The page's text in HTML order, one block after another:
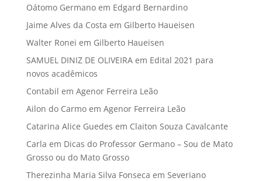
Oátomo Germanoem Edgard Bernardino
Jaime Alves da Costa em Gilberto Haueisen
Walter Ronei em Gilberto Haueisen
SAMUEL DINIZ DE OLIVEIRAem Edital 2021 para
novos acadêmicos
Contabil em Agenor Ferreira Leão
Ailon do Carmoem Agenor Ferreira Leão
Catarina Alice Guedes em Claiton Souza Cavalcante
Carla em Dicas do Professor Germano – Sou de Mato
Grosso ou do Mato Grosso
Therezinha Maria Silva Fonseca em Severiano